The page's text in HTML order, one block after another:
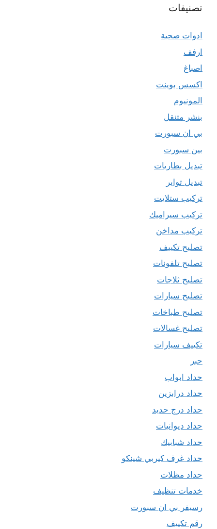
تصنيفات
ادوات صحية
ارفف
اصباغ
اكسس بوينت
المونيوم
بنشر متنقل
بي ان سبورت
بين سبورت
تبديل بطاريات
تبديل تواير
تركيب ستلايت
تركيب سيراميك
تركيب مداخن
تصليح تكييف
تصليح تلفونات
تصليح ثلاجات
تصليح سيارات
تصليح طباخات
تصليح غسالات
تكييف سيارات
حبر
حداد ابواب
حداد درابزين
حداد درج حديد
حداد ديوانيات
حداد شبابيك
حداد غرف كيربي شينكو
حداد مظلات
خدمات تنظيف
رسيفر بي ان سبورت
رقم تكييف